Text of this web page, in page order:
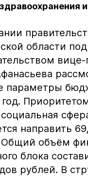
области под
вице-
параметры
социальная
направить
Общий объём
блока
рублей. В